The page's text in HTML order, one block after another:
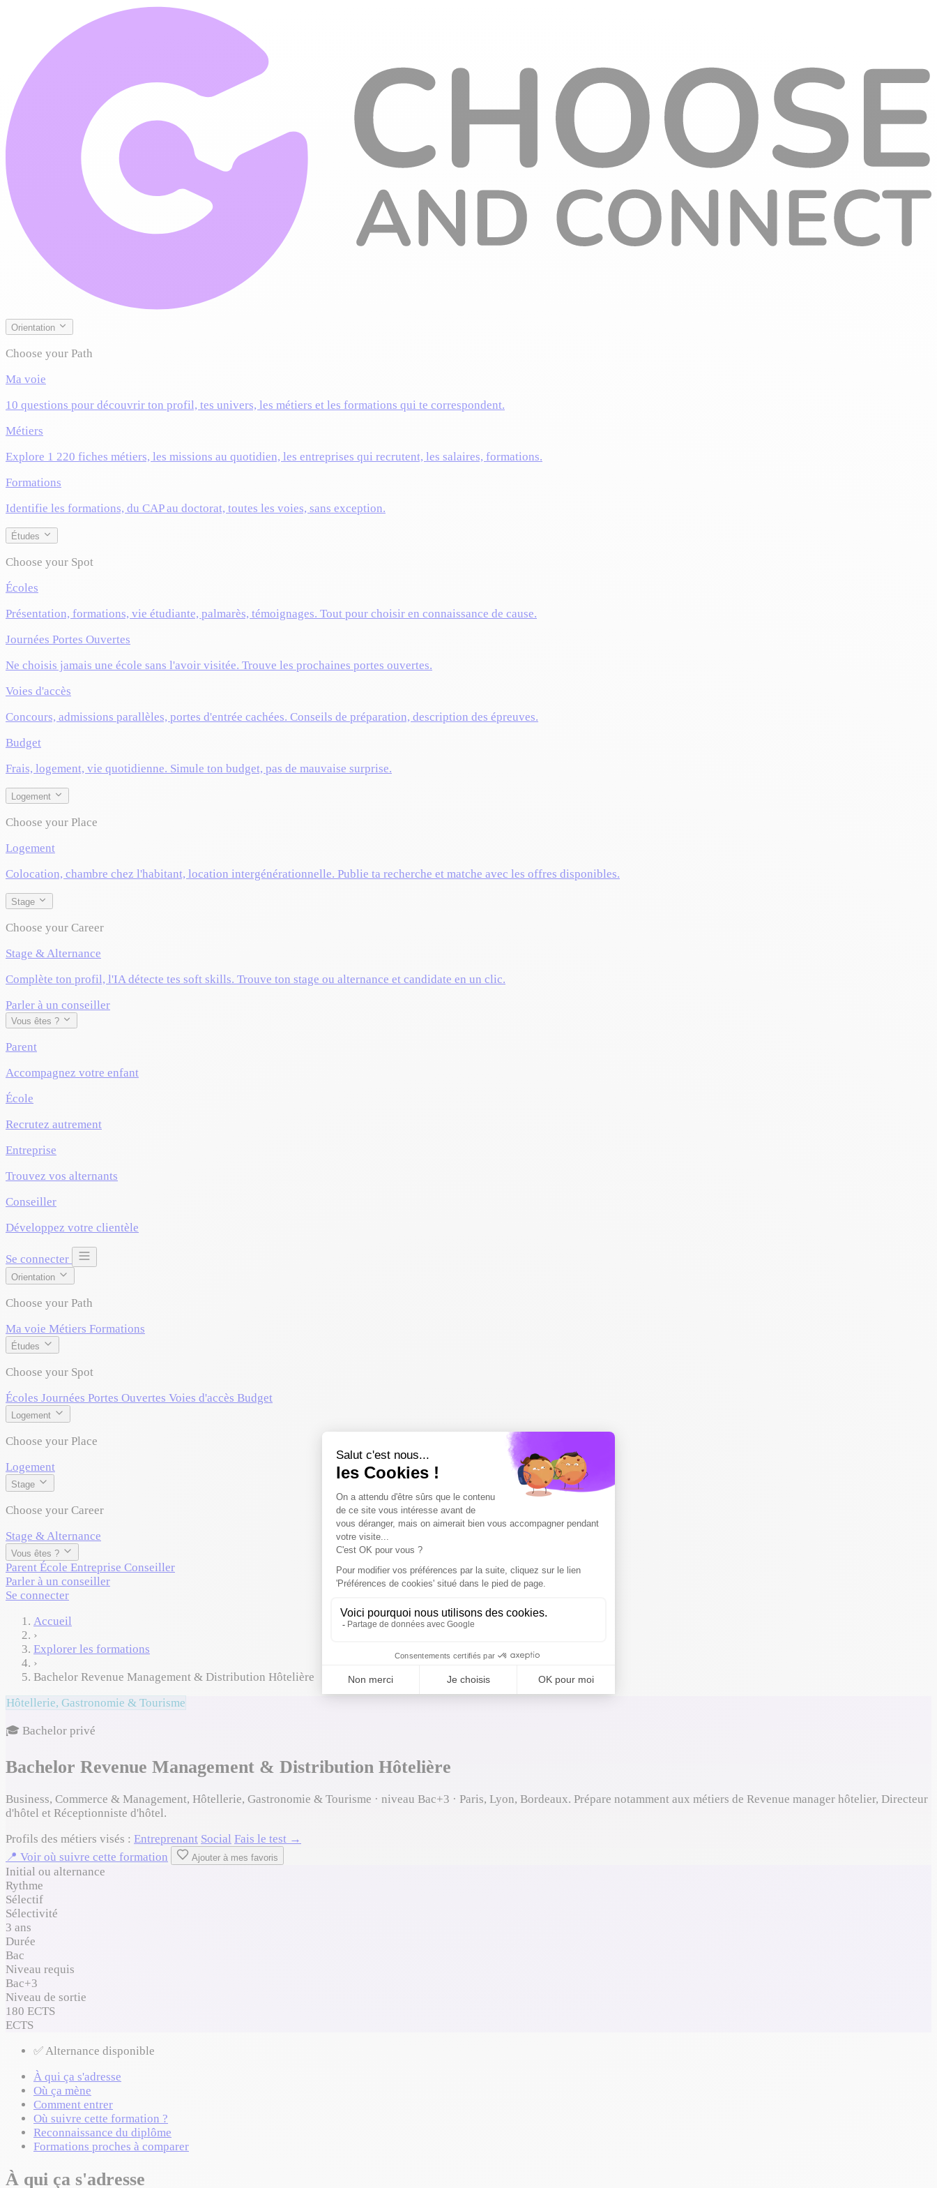
Orientation
Choose your Path
Ma voie
10 questions pour découvrir ton profil, tes univers, les métiers et les formations qui te correspondent.
Métiers
Explore 1 220 fiches métiers, les missions au quotidien, les entreprises qui recrutent, les salaires, formations.
Formations
Identifie les formations, du CAP au doctorat, toutes les voies, sans exception.
Études
Choose your Spot
Écoles
Présentation, formations, vie étudiante, palmarès, témoignages. Tout pour choisir en connaissance de cause.
Journées Portes Ouvertes
Ne choisis jamais une école sans l'avoir visitée. Trouve les prochaines portes ouvertes.
Voies d'accès
Concours, admissions parallèles, portes d'entrée cachées. Conseils de préparation, description des épreuves.
Budget
Frais, logement, vie quotidienne. Simule ton budget, pas de mauvaise surprise.
Logement
Choose your Place
Logement
Colocation, chambre chez l'habitant, location intergénérationnelle. Publie ta recherche et matche avec les offres disponibles.
Stage
Choose your Career
Stage & Alternance
Complète ton profil, l'IA détecte tes soft skills. Trouve ton stage ou alternance et candidate en un clic.
Parler à un conseiller
Vous êtes ?
Parent
Accompagnez votre enfant
École
Recrutez autrement
Entreprise
Trouvez vos alternants
Conseiller
Développez votre clientèle
Se connecter
Orientation
Choose your Path
Ma voie Métiers Formations
Études
Choose your Spot
Écoles Journées Portes Ouvertes Voies d'accès Budget
Logement
Choose your Place
Logement
Stage
Choose your Career
Stage & Alternance
Vous êtes ?
Parent École Entreprise Conseiller
Parler à un conseiller
Se connecter
Accueil
›
Explorer les formations
›
Bachelor Revenue Management & Distribution Hôtelière
Hôtellerie, Gastronomie & Tourisme
🎓 Bachelor privé
Bachelor Revenue Management & Distribution Hôtelière
Business, Commerce & Management, Hôtellerie, Gastronomie & Tourisme · niveau Bac+3 · Paris, Lyon, Bordeaux. Prépare notamment aux métiers de Revenue manager hôtelier, Directeur
d'hôtel et Réceptionniste d'hôtel.
Profils des métiers visés : Entreprenant Social Fais le test →
📍 Voir où suivre cette formation
Ajouter à mes favoris
Initial ou alternance
Rythme
Sélectif
Sélectivité
3 ans
Durée
Bac
Niveau requis
Bac+3
Niveau de sortie
180 ECTS
ECTS
✅ Alternance disponible
À qui ça s'adresse
Où ça mène
Comment entrer
Où suivre cette formation ?
Reconnaissance du diplôme
Formations proches à comparer
À qui ça s'adresse